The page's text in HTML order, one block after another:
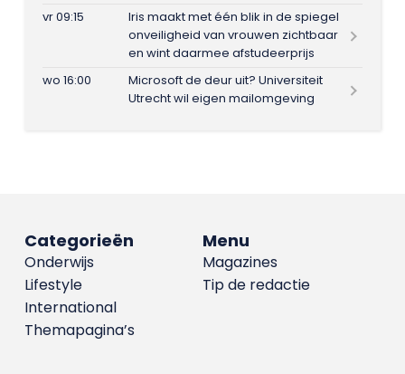
vr 09:15
Iris maakt met één blik in de spiegel
onveiligheid van vrouwen zichtbaar
en wint daarmee afstudeerprijs
wo 16:00
Microsoft de deur uit? Universiteit
Utrecht wil eigen mailomgeving
Menu
Magazines
Tip de redactie
Categorieën
Onderwijs
Lifestyle
International
Themapagina’s